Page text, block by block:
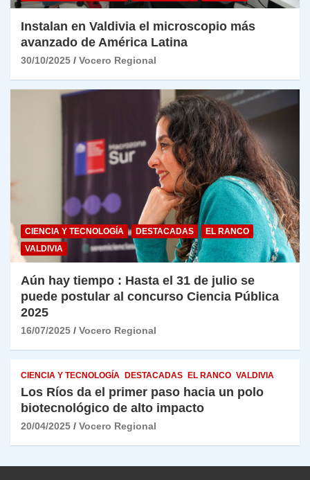
Instalan en Valdivia el microscopio más
avanzado de América Latina
30/10/2025 Vocero Regional
CIENCIA Y TECNOLOGÍA DESTACADAS
EL RANCO
VALDIVIA
Aún hay tiempo : Hasta el 31 de julio se
puede postular al concurso Ciencia Pública
2025
16/07/2025 Vocero Regional
CIENCIA Y TECNOLOGÍA DESTACADAS EL RANCO VALDIVIA
Los Ríos da el primer paso hacia un polo
biotecnológico de alto impacto
20/04/2025 Vocero Regional